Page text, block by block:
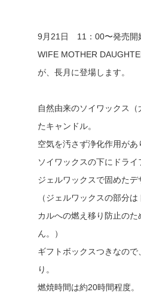
9月21日 11：00〜発売開
WIFE MOTHER
が、長月に登場します。
自然由来のソイワックス
たキャンドル。
空気を汚さず浄化作用があ
ソイワックスの下にドラ
ジェルワックスで固めたデ
（ジェルワックスの部分
カルへの燃え移り防止の
ん。）
ギフトボックスつきなの
り。
燃焼時間は約20時間程度。